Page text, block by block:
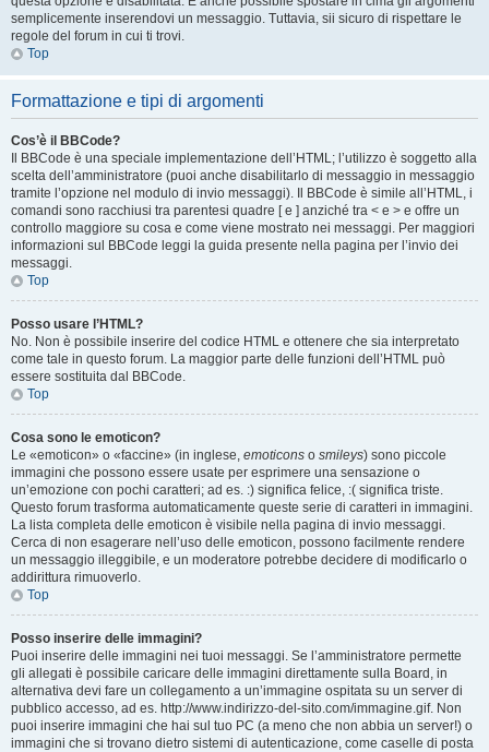
semplicemente inserendovi un messaggio. Tuttavia, sii sicuro di rispettare le
regole del forum in cui ti trovi.
Top
Formattazione e tipi di argomenti
Cos’è il BBCode?
Il BBCode è una speciale implementazione dell’HTML; l’utilizzo è soggetto alla
scelta dell’amministratore (puoi anche disabilitarlo di messaggio in messaggio
tramite l’opzione nel modulo di invio messaggi). Il BBCode è simile all’HTML, i
comandi sono racchiusi tra parentesi quadre [ e ] anziché tra < e > e offre un
controllo maggiore su cosa e come viene mostrato nei messaggi. Per maggiori
informazioni sul BBCode leggi la guida presente nella pagina per l’invio dei
messaggi.
Top
Posso usare l’HTML?
No. Non è possibile inserire del codice HTML e ottenere che sia interpretato
come tale in questo forum. La maggior parte delle funzioni dell’HTML può
essere sostituita dal BBCode.
Top
Cosa sono le emoticon?
Le «emoticon» o «faccine» (in inglese, emoticons o smileys) sono piccole
immagini che possono essere usate per esprimere una sensazione o
un’emozione con pochi caratteri; ad es. :) significa felice, :( significa triste.
Questo forum trasforma automaticamente queste serie di caratteri in immagini.
La lista completa delle emoticon è visibile nella pagina di invio messaggi.
Cerca di non esagerare nell’uso delle emoticon, possono facilmente rendere
un messaggio illeggibile, e un moderatore potrebbe decidere di modificarlo o
addirittura rimuoverlo.
Top
Posso inserire delle immagini?
Puoi inserire delle immagini nei tuoi messaggi. Se l’amministratore permette
gli allegati è possibile caricare delle immagini direttamente sulla Board, in
alternativa devi fare un collegamento a un’immagine ospitata su un server di
pubblico accesso, ad es. http://www.indirizzo-del-sito.com/immagine.gif. Non
puoi inserire immagini che hai sul tuo PC (a meno che non abbia un server!) o
immagini che si trovano dietro sistemi di autenticazione, come caselle di posta